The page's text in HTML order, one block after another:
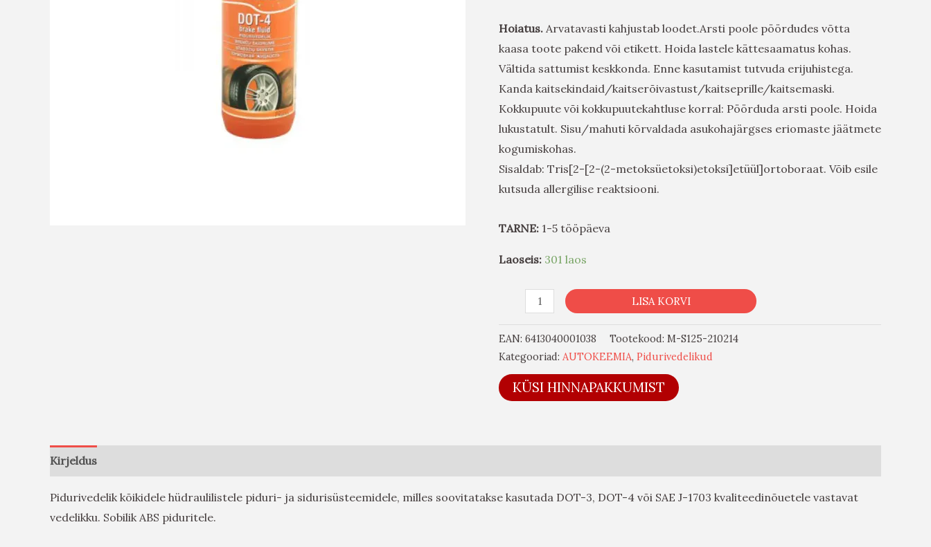
Hoiatus. Arvatavasti kahjustab loodet.Arsti poole pöördudes võtta
kaasa toote pakend või etikett. Hoida lastele kättesaamatus kohas.
Vältida sattumist keskkonda. Enne kasutamist tutvuda erijuhistega.
Kanda kaitsekindaid/kaitserõivastust/kaitseprille/kaitsemaski.
Kokkupuute või kokkupuutekahtluse korral: Pöörduda arsti poole. Hoida
lukustatult. Sisu/mahuti kõrvaldada asukohajärgses eriomaste jäätmete
kogumiskohas.
Sisaldab: Tris[2-[2-(2-metoksüetoksi)etoksi]etüül]ortoboraat. Võib esile
kutsuda allergilise reaktsiooni.
TARNE: 1-5 tööpäeva
Laoseis: 301 laos
LISA KORVI
EAN: 6413040001038 Tootekood: M-S125-210214
Kategooriad: AUTOKEEMIA, Pidurivedelikud
KÜSI HINNAPAKKUMIST
Kirjeldus
Pidurivedelik kõikidele hüdraulilistele piduri- ja sidurisüsteemidele, milles soovitatakse kasutada DOT-3, DOT-4 või SAE J-1703 kvaliteedinõuetele vastavat
vedelikku. Sobilik ABS piduritele.